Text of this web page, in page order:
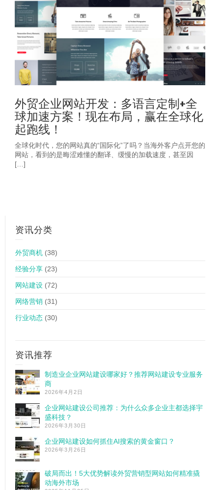
外贸企业网站开发：多语言定制+全
球加速方案！现在布局，赢在全球化
起跑线！
全球化时代，您的网站真的“国际化”了吗？当海外客户点开您的
网站，看到的是晦涩难懂的翻译、缓慢的加载速度，甚至因
[…]
资讯分类
外贸商机 (38)
经验分享 (23)
网站建设 (72)
网络营销 (31)
行业动态 (30)
资讯推荐
制造业企业网站建设哪家好？推荐网站建设专业服务
商
2026年4月2日
企业网站建设公司推荐：为什么众多企业主都选择宇
盛科技？
2026年3月30日
企业网站建设如何抓住AI搜索的黄金窗口？
2026年3月26日
破局而出！5大优势解读外贸营销型网站如何精准撬
动海外市场